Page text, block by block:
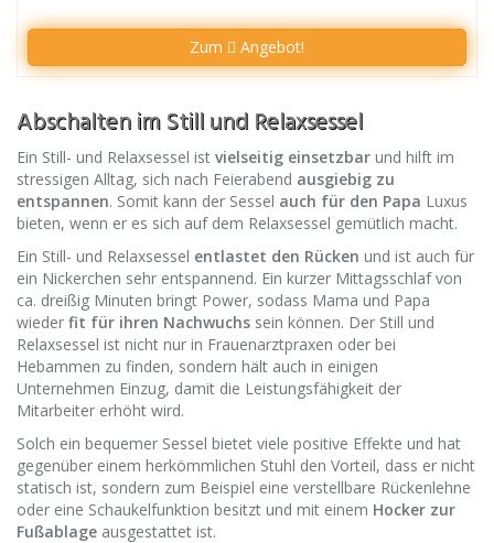
Zum Angebot!
Abschalten im Still und Relaxsessel
Ein Still- und Relaxsessel ist vielseitig einsetzbar und hilft im
stressigen Alltag, sich nach Feierabend ausgiebig zu
entspannen. Somit kann der Sessel auch für den Papa Luxus
bieten, wenn er es sich auf dem Relaxsessel gemütlich macht.
Ein Still- und Relaxsessel entlastet den Rücken und ist auch für
ein Nickerchen sehr entspannend. Ein kurzer Mittagsschlaf von
ca. dreißig Minuten bringt Power, sodass Mama und Papa
wieder fit für ihren Nachwuchs sein können. Der Still und
Relaxsessel ist nicht nur in Frauenarztpraxen oder bei
Hebammen zu finden, sondern hält auch in einigen
Unternehmen Einzug, damit die Leistungsfähigkeit der
Mitarbeiter erhöht wird.
Solch ein bequemer Sessel bietet viele positive Effekte und hat
gegenüber einem herkömmlichen Stuhl den Vorteil, dass er nicht
statisch ist, sondern zum Beispiel eine verstellbare Rückenlehne
oder eine Schaukelfunktion besitzt und mit einem Hocker zur
Fußablage ausgestattet ist.